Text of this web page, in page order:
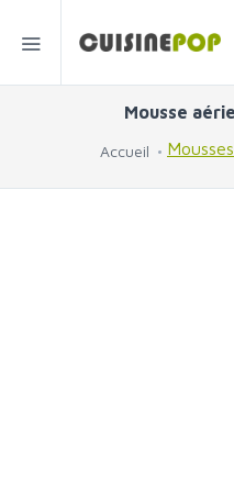
Mousse
Accueil Mousses